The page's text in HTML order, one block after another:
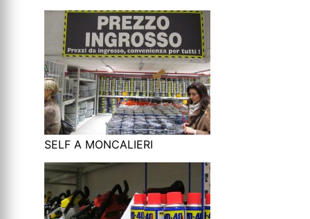
SELF A MONCALIERI